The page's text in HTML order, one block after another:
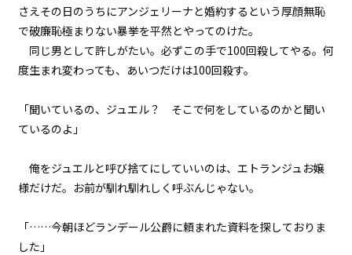
episode14
悪役令嬢、専属メイドとマカロン
に癒される。
悪役令嬢、マッドなんとか地獄の
episode16
悪役令嬢、常にプラス思考で行動
する。
episode17
さえその日のうちにアンジェリーナと婚約するという厚顔無恥
で破廉恥極まりない暴挙を平然とやってのけた。
同じ男として許しがたい。必ずこの手で100回殺してやる。何
度生まれ変わっても、あいつだけは100回殺す。
「聞いているの、ジュエル？ そこで何をしているのかと聞い
ているのよ」
俺をジュエルと呼び捨てにしていいのは、エトランジュお嬢
様だけだ。お前が馴れ馴れしく呼ぶんじゃない。
「……今朝ほどランデール公爵に頼まれた資料を探しておりま
した」